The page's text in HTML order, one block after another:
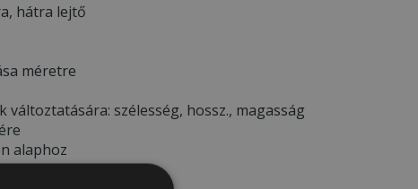
hátra lejtő
méretre
szélesség, hossz., magasság
alaphoz